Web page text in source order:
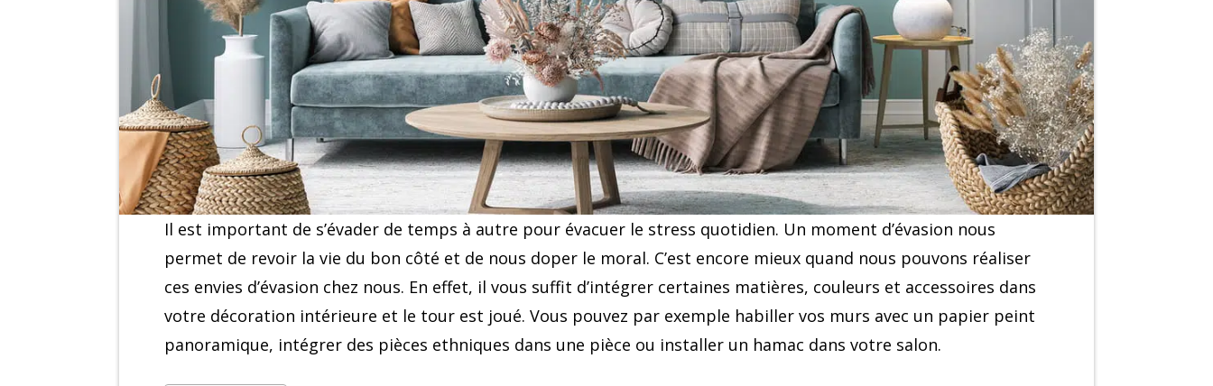
Il est important de s’évader de temps à autre pour évacuer le stress quotidien. Un moment d’évasion nous
permet de revoir la vie du bon côté et de nous doper le moral. C’est encore mieux quand nous pouvons réaliser
ces envies d’évasion chez nous. En effet, il vous suffit d’intégrer certaines matières, couleurs et accessoires dans
votre décoration intérieure et le tour est joué. Vous pouvez par exemple habiller vos murs avec un papier peint
panoramique, intégrer des pièces ethniques dans une pièce ou installer un hamac dans votre salon.